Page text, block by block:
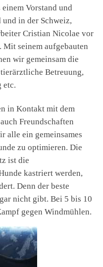
Vorstand und
in der Schweiz,
Cristian Nicolae vor
seinem aufgebauten
wir gemeinsam die
Betreuung,
etc.
in Kontakt mit dem
Freundschaften
alle ein gemeinsames
zu optimieren. Die
ist die
kastriert werden,
Denn der beste
nicht gibt. Bei 5 bis 10
gegen Windmühlen.